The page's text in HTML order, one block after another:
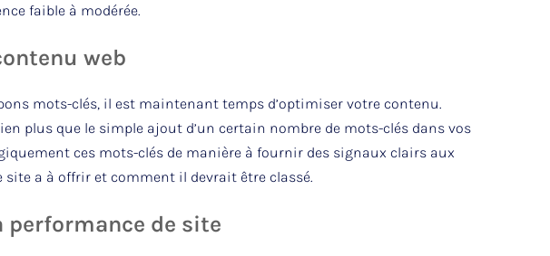
faible à modérée.
web
mots-clés, il est maintenant temps d’optimiser votre contenu.
plus que le simple ajout d’un certain nombre de mots-clés dans vos
ces mots-clés de manière à fournir des signaux clairs aux
site a à offrir et comment il devrait être classé.
de site